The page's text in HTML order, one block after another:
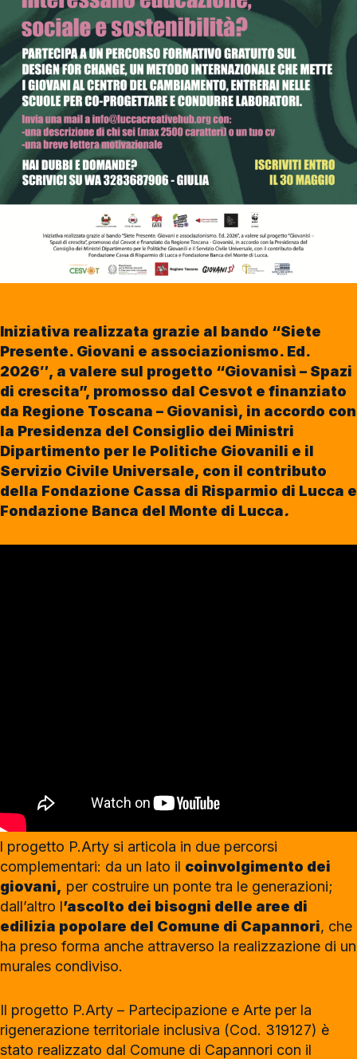
Iniziativa realizzata grazie al bando “Siete
Presente. Giovani e associazionismo. Ed.
2026″, a valere sul progetto “Giovanisì – Spazi
di crescita”, promosso dal Cesvot e finanziato
da Regione Toscana – Giovanisì, in accordo con
la Presidenza del Consiglio dei Ministri
Dipartimento per le Politiche Giovanili e il
Servizio Civile Universale, con il contributo
della Fondazione Cassa di Risparmio di Lucca e
Fondazione Banca del Monte di Lucca.
l progetto P.Arty si articola in due percorsi
complementari: da un lato il coinvolgimento dei
giovani, per costruire un ponte tra le generazioni;
dall’altro l’ascolto dei bisogni delle aree di
edilizia popolare del Comune di Capannori, che
ha preso forma anche attraverso la realizzazione di un
murales condiviso.
Il progetto P.Arty – Partecipazione e Arte per la
rigenerazione territoriale inclusiva (Cod. 319127) è
stato realizzato dal Comune di Capannori con il